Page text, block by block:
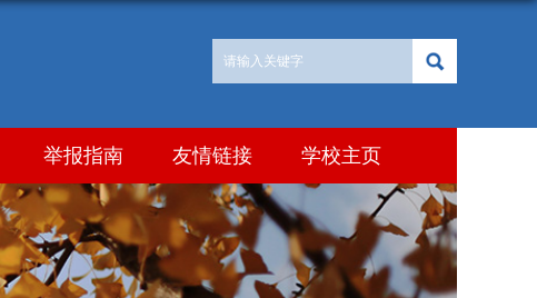
举报指南 友情链接 学校主页